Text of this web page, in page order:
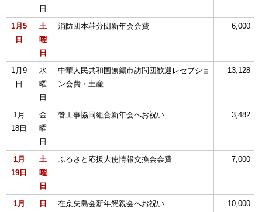
日
1月5
日
土
曜
日
消防団本荘分団新年会会費 6,000
1月9
日
水
曜
日
中華人民共和国無錫市訪問団歓迎レセプショ
ン会費・土産
13,128
1月
18日
金
曜
日
管工事協同組合新年会へお祝い 3,482
1月
19日
土
曜
日
ふるさと応援大使情報交換会会費 7,000
1月
日
在京矢島会新年懇親会へお祝い 10,000